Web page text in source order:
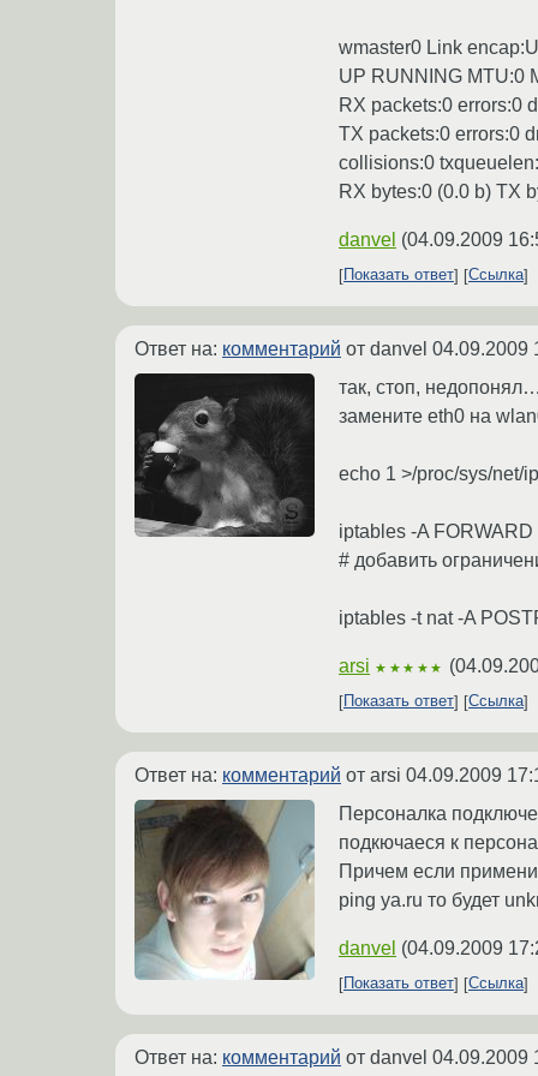
wmaster0 Link
UP RUNNING MTU:0
RX packets:0 errors:0
TX packets:0 errors:0
collisions:0
RX bytes:0 (0.0 b) TX
danvel (04.09.2009
Показать ответ Ссылка
Ответ на: комментарий от danvel 04.09.2009
так, стоп,
замените eth0 на
echo 1 >/proc/sys/net/
iptables -A
# добавить
iptables -t nat -A
arsi ★★★★★ (
Показать ответ Ссылка
Ответ на: комментарий от arsi 04.09.2009
Персоналка
подкючаеся к
Причем если
ping ya.ru то будет
danvel (04.09.2009
Показать ответ Ссылка
Ответ на: комментарий от danvel 04.09.2009